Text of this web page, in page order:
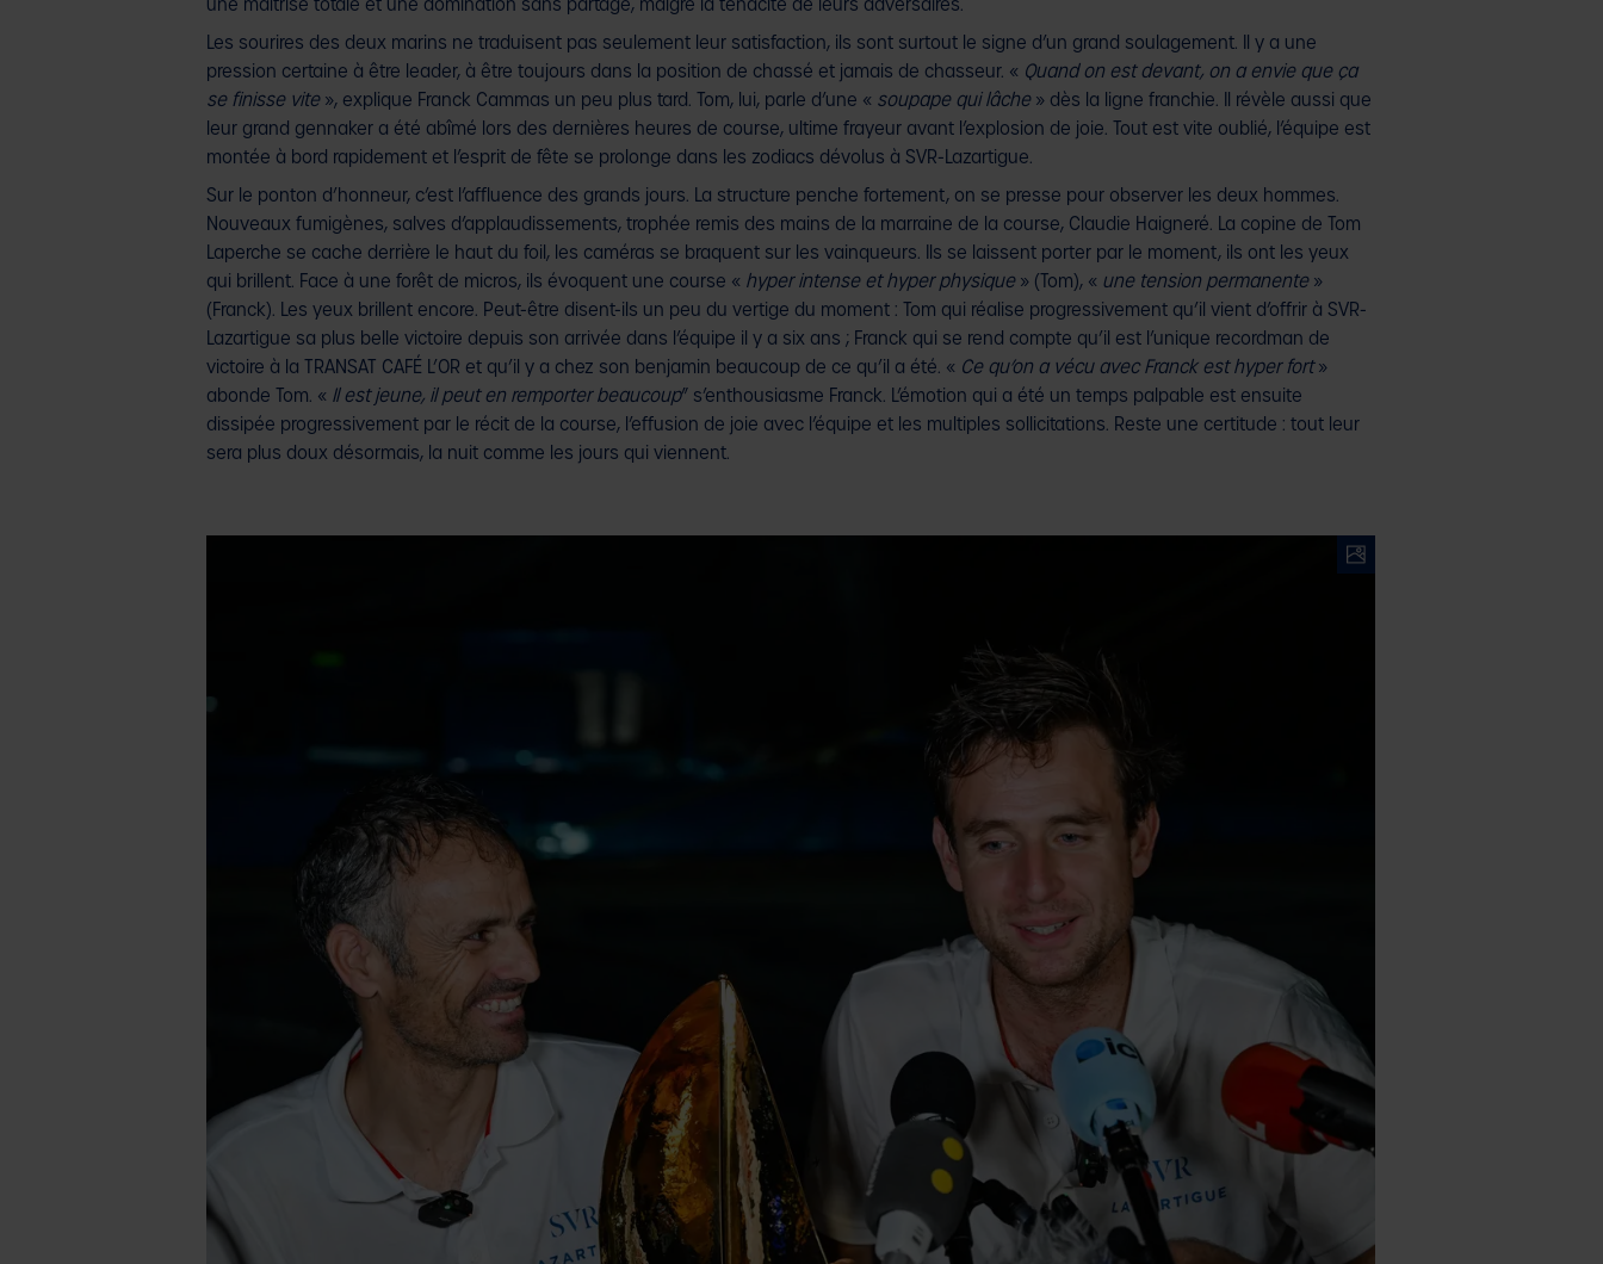
une maîtrise totale et une domination sans partage, malgré la ténacité de leurs adversaires.
Les sourires des deux marins ne traduisent pas seulement leur satisfaction, ils sont surtout le signe d’un grand soulagement. Il y a une
pression certaine à être leader, à être toujours dans la position de chassé et jamais de chasseur. « Quand on est devant, on a envie que ça
se finisse vite », explique Franck Cammas un peu plus tard. Tom, lui, parle d’une « soupape qui lâche» dès la ligne franchie. Il révèle aussi que
leur grand gennaker a été abîmé lors des dernières heures de course, ultime frayeur avant l’explosion de joie. Tout est vite oublié, l’équipe est
montée à bord rapidement et l’esprit de fête se prolonge dans les zodiacs dévolus à SVR-Lazartigue.
Sur le ponton d’honneur, c’est l’affluence des grands jours. La structure penche fortement, on se presse pour observer les deux hommes.
Nouveaux fumigènes, salves d’applaudissements, trophée remis des mains de la marraine de la course, Claudie Haigneré. La copine de Tom
Laperche se cache derrière le haut du foil, les caméras se braquent sur les vainqueurs. Ils se laissent porter par le moment, ils ont les yeux
qui brillent. Face à une forêt de micros, ils évoquent une course « hyper intense et hyper physique » (Tom), « une tension permanente »
(Franck). Les yeux brillent encore. Peut-être disent-ils un peu du vertige du moment : Tom qui réalise progressivement qu’il vient d’offrir à SVR-
Lazartigue sa plus belle victoire depuis son arrivée dans l’équipe il y a six ans ; Franck qui se rend compte qu’il est l’unique recordman de
victoire à la TRANSAT CAFÉ L’OR et qu’il y a chez son benjamin beaucoup de ce qu’il a été. « Ce qu’on a vécu avec Franck est hyper fort»
abonde Tom. « Il est jeune, il peut en remporter beaucoup” s’enthousiasme Franck. L’émotion qui a été un temps palpable est ensuite
dissipée progressivement par le récit de la course, l’effusion de joie avec l’équipe et les multiples sollicitations. Reste une certitude : tout leur
sera plus doux désormais, la nuit comme les jours qui viennent.